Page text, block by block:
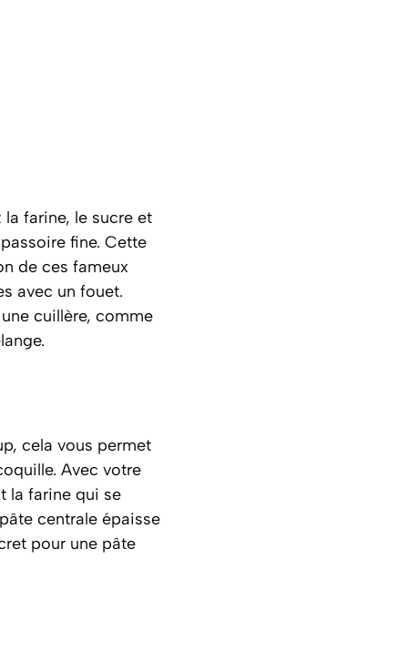
farine, le sucre et
fine. Cette
de ces fameux
avec un fouet.
cuillère, comme
cela vous permet
Avec votre
la farine qui se
centrale épaisse
pour une pâte